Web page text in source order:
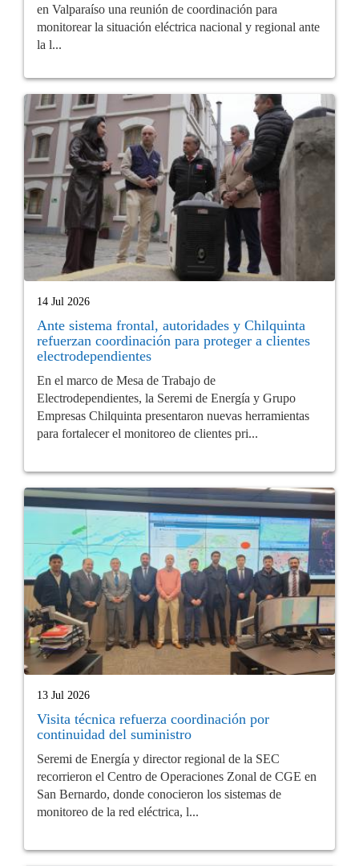
en Valparaíso una reunión de coordinación para
monitorear la situación eléctrica nacional y regional ante
la l...
14 Jul 2026
Ante sistema frontal, autoridades y Chilquinta
refuerzan coordinación para proteger a clientes
electrodependientes
En el marco de Mesa de Trabajo de
Electrodependientes, la Seremi de Energía y Grupo
Empresas Chilquinta presentaron nuevas herramientas
para fortalecer el monitoreo de clientes pri...
13 Jul 2026
Visita técnica refuerza coordinación por
continuidad del suministro
Seremi de Energía y director regional de la SEC
recorrieron el Centro de Operaciones Zonal de CGE en
San Bernardo, donde conocieron los sistemas de
monitoreo de la red eléctrica, l...